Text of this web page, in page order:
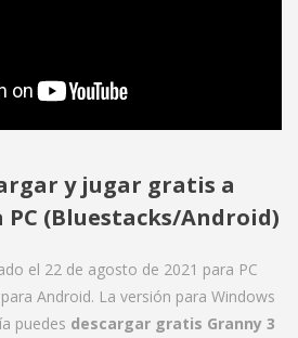
y jugar gratis a
PC (Bluestacks/Android)
el 22 de agosto de 2021 para PC
Android. La versión para Windows
puedes descargar gratis Granny 3